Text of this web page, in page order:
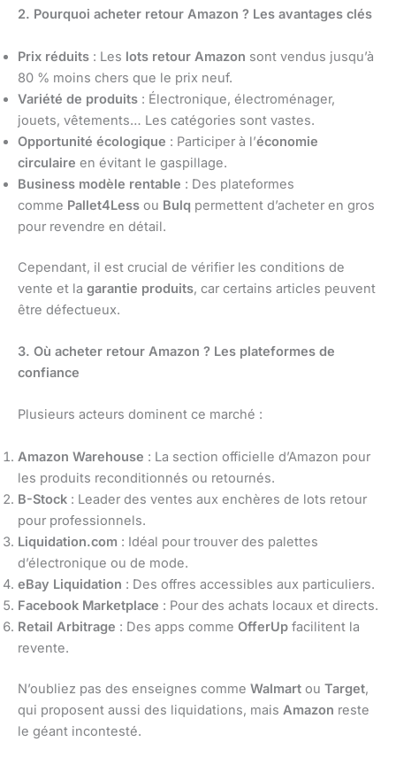
2. Pourquoi acheter retour Amazon ? Les avantages clés
Prix réduits : Les lots retour Amazon sont vendus jusqu’à
80 % moins chers que le prix neuf.
Variété de produits : Électronique, électroménager,
jouets, vêtements… Les catégories sont vastes.
Opportunité écologique : Participer à l’économie
circulaire en évitant le gaspillage.
Business modèle rentable : Des plateformes
comme Pallet4Less ou Bulq permettent d’acheter en gros
pour revendre en détail.
Cependant, il est crucial de vérifier les conditions de
vente et la garantie produits, car certains articles peuvent
être défectueux.
3. Où acheter retour Amazon ? Les plateformes de
confiance
Plusieurs acteurs dominent ce marché :
Amazon Warehouse : La section officielle d’Amazon pour
les produits reconditionnés ou retournés.
B-Stock : Leader des ventes aux enchères de lots retour
pour professionnels.
Liquidation.com : Idéal pour trouver des palettes
d’électronique ou de mode.
eBay Liquidation : Des offres accessibles aux particuliers.
Facebook Marketplace : Pour des achats locaux et directs.
Retail Arbitrage : Des apps comme OfferUp facilitent la
revente.
N’oubliez pas des enseignes comme Walmart ou Target,
qui proposent aussi des liquidations, mais Amazon reste
le géant incontesté.